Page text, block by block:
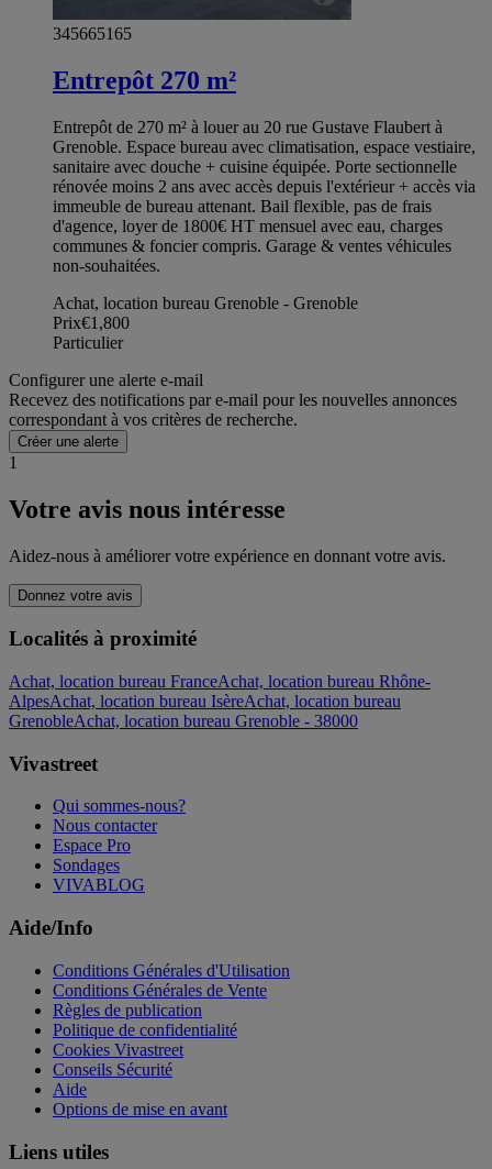
345665165
Entrepôt 270 m²
Entrepôt de 270 m² à louer au 20 rue Gustave Flaubert à
Grenoble. Espace bureau avec climatisation, espace vestiaire,
sanitaire avec douche + cuisine équipée. Porte sectionnelle
rénovée moins 2 ans avec accès depuis l'extérieur + accès via
immeuble de bureau attenant. Bail flexible, pas de frais
d'agence, loyer de 1800€ HT mensuel avec eau, charges
communes & foncier compris. Garage & ventes véhicules
non-souhaitées.
Achat, location bureau Grenoble - Grenoble
Prix€1,800
Particulier
Configurer une alerte e-mail
Recevez des notifications par e-mail pour les nouvelles annonces
correspondant à vos critères de recherche.
Créer une alerte
1
Votre avis nous intéresse
Aidez-nous à améliorer votre expérience en donnant votre avis.
Donnez votre avis
Localités à proximité
Achat, location bureau FranceAchat, location bureau Rhône-
AlpesAchat, location bureau IsèreAchat, location bureau
GrenobleAchat, location bureau Grenoble - 38000
Vivastreet
Qui sommes-nous?
Nous contacter
Espace Pro
Sondages
VIVABLOG
Aide/Info
Conditions Générales d'Utilisation
Conditions Générales de Vente
Règles de publication
Politique de confidentialité
Cookies Vivastreet
Conseils Sécurité
Aide
Options de mise en avant
Liens utiles